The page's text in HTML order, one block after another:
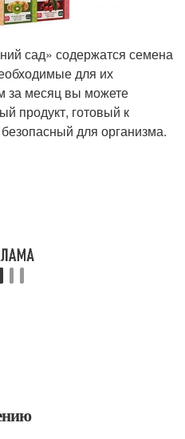
сад» содержатся семена
для их
за месяц вы можете
продукт, готовый к
для организма.